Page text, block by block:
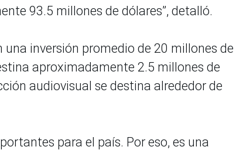
93.5 millones de dólares”, detalló.
inversión promedio de 20 millones de
aproximadamente 2.5 millones de
audiovisual se destina alrededor de
para el país. Por eso, es una